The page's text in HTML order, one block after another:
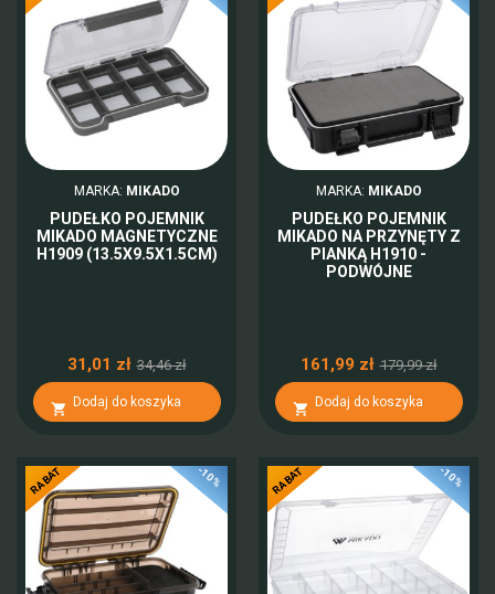
MARKA: MIKADO
PUDEŁKO POJEMNIK
MIKADO MAGNETYCZNE
H1909 (13.5X9.5X1.5CM)
31,01 zł 34,46 zł
 Dodaj do koszyka
MARKA: MIKADO
PUDEŁKO POJEMNIK
MIKADO NA PRZYNĘTY Z
PIANKĄ H1910 -
PODWÓJNE
161,99 zł 179,99 zł
 Dodaj do koszyka
-10%
RABAT -10%
RABAT